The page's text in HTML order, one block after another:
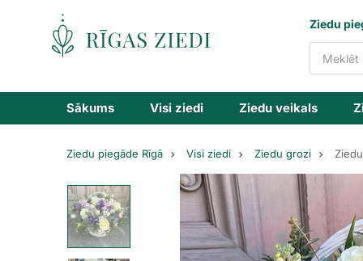
Ziedu
piegāde
Ziedu
Sākums Visi ziedi Ziedu veikals
Ziedu piegāde Rīgā Visi ziedi Ziedu grozi
Sezonas
ziedu
grozs